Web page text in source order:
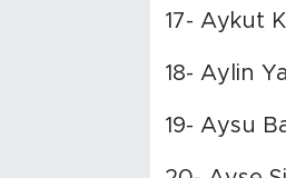
17- Aykut
18- Aylin
19- Aysu